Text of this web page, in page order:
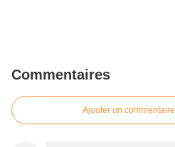
Commentaires
Ajouter un commentaire